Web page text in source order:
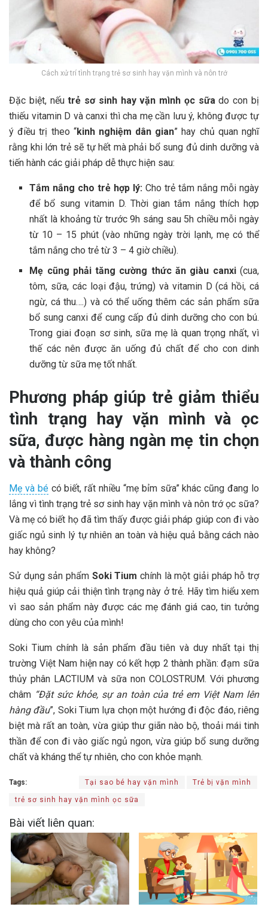
Cách xử trí tình trạng trẻ sơ sinh hay vặn mình và nôn trớ
Đặc biệt, nếutrẻ sơ sinh hay vặn mình ọc sữado con bị
thiếu vitamin D và canxi thì cha mẹ cần lưu ý, không được tự
ý điều trị theo “kinh nghiệm dân gian” hay chủ quan nghĩ
rằng khi lớn trẻ sẽ tự hết mà phải bổ sung đủ dinh dưỡng và
tiến hành các giải pháp dễ thực hiện sau:
Tắm nắng cho trẻ hợp lý:Cho trẻ tắm nắng mỗi ngày
để bổ sung vitamin D. Thời gian tắm nắng thích hợp
nhất là khoảng từ trước 9h sáng sau 5h chiều mỗi ngày
từ 10 – 15 phút (vào những ngày trời lạnh, mẹ có thể
tắm nắng cho trẻ từ 3 – 4 giờ chiều).
Mẹ cũng phải tăng cường thức ăn giàu canxi(cua,
tôm, sữa, các loại đậu, trứng) và vitamin D (cá hồi, cá
ngừ, cá thu….) và có thể uống thêm các sản phẩm sữa
bổ sung canxi để cung cấp đủ dinh dưỡng cho con bú.
Trong giai đoạn sơ sinh, sữa mẹ là quan trọng nhất, vì
thế các nên được ăn uống đủ chất để cho con dinh
dưỡng từ sữa mẹ tốt nhất.
Phương pháp giúp trẻ giảm thiểu
tình trạng hay vặn mình và ọc
sữa, được hàng ngàn mẹ tin chọn
và thành công
Mẹ và bécó biết, rất nhiều “mẹ bỉm sữa” khác cũng đang lo
lắng vì tình trạng trẻ sơ sinh hay vặn mình và nôn trớ ọc sữa?
Và mẹ có biết họ đã tìm thấy được giải pháp giúp con đi vào
giấc ngủ sinh lý tự nhiên an toàn và hiệu quả bằng cách nào
hay không?
Sử dụng sản phẩm Soki Tium chính là một giải pháp hỗ trợ
hiệu quả giúp cải thiện tình trạng này ở trẻ. Hãy tìm hiểu xem
vì sao sản phẩm này được các mẹ đánh giá cao, tin tưởng
dùng cho con yêu của mình!
Soki Tium chính là sản phẩm đầu tiên và duy nhất tại thị
trường Việt Nam hiện nay có kết hợp 2 thành phần: đạm sữa
thủy phân LACTIUM và sữa non COLOSTRUM. Với phương
châm “Đặt sức khỏe, sự an toàn của trẻ em Việt Nam lên
hàng đầu”, Soki Tium lựa chọn một hướng đi độc đáo, riêng
biệt mà rất an toàn, vừa giúp thư giãn nào bộ, thoải mái tinh
thần để con đi vào giấc ngủ ngon, vừa giúp bổ sung dưỡng
chất và kháng thể tự nhiên, cho con khỏe mạnh.
Tags: Tại sao bé hay vặn mình Trẻ bị vặn mình
trẻ sơ sinh hay vặn mình ọc sữa
Bài viết liên quan: